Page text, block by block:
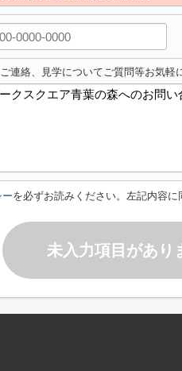
連絡、見学についてご質問等お気軽
を必ずお読みください。左記内容に
未入力項目があり